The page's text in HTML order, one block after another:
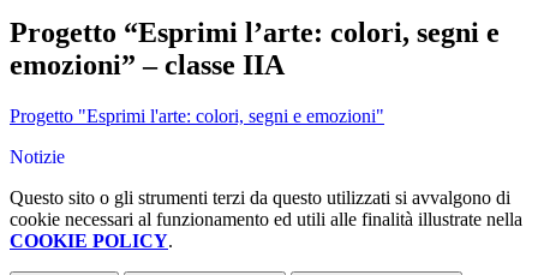
Progetto “Esprimi l’arte: colori, segni e
emozioni” – classe IIA
Progetto "Esprimi l'arte: colori, segni e emozioni"
Notizie
Questo sito o gli strumenti terzi da questo utilizzati si avvalgono di
cookie necessari al funzionamento ed utili alle finalità illustrate nella
COOKIE POLICY.